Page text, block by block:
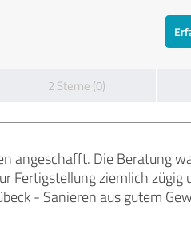
2 Sterne (0)
angeschafft. Die Beratung
Fertigstellung ziemlich zügig
- Sanieren aus gutem